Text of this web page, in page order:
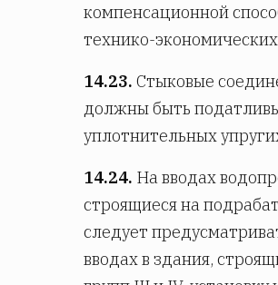
компенсационной
технико-
14.23. Стыковые
должны быть
уплотнительных
14.24. На вводах
строящиеся на
следует
вводах в здания,